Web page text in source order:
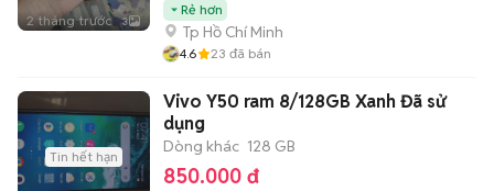
2 tháng trước 3
Rẻ hơn
Tp Hồ Chí Minh
4.6 23 đã bán
Tin hết hạn
Vivo Y50 ram 8/128GB Xanh Đã sử
dụng
Dòng khác 128 GB
850.000 đ